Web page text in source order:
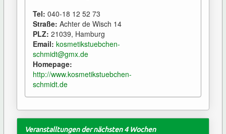
Tel: 040-18 12 52 73
Straße: Achter de Wisch 14
PLZ: 21039, Hamburg
Email: kosmetikstuebchen-
schmidt@gmx.de
Homepage:
http://www.kosmetikstuebchen-
schmidt.de
Veranstalltungen der nächsten 4 Wochen